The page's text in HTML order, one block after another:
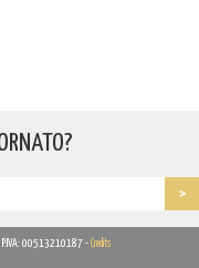
- P.IVA: 00513210187 - Credits